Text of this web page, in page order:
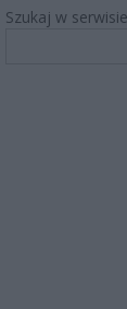
Szukaj w serwisie